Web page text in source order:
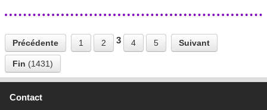
Précédente 1 2 3 4 5 Suivant
Fin (1431)
Contact